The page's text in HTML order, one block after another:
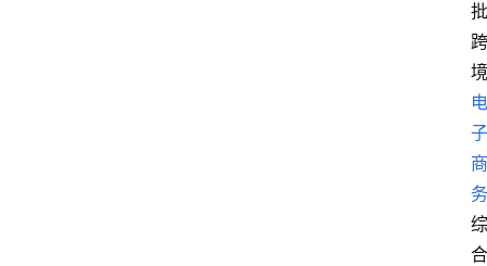
批
跨
境
电
子
商
务
综
合